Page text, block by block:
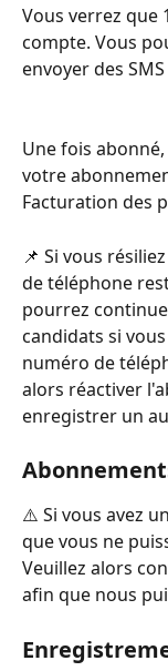
Vous verrez que
compte. Vous
envoyer des
Une fois
votre
Facturation des
📌 Si vous
de téléphone
pourrez
candidats si
numéro de
alors réactiver
enregistrer un
⚠️ Si vous avez
que vous ne
Veuillez alors
afin que nous